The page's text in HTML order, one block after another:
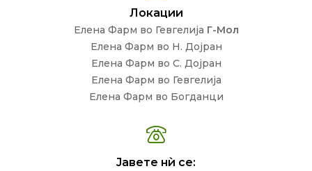
Локации
Елена Фарм во Гевгелија Г-Мол
Елена Фарм во Н. Дојран
Елена Фарм во С. Дојран
Елена Фарм во Гевгелија
Елена Фарм во Богданци
Јавете нѝ се: